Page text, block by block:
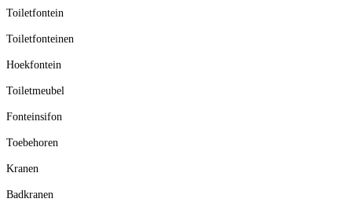
Toiletfontein
Toiletfonteinen
Hoekfontein
Toiletmeubel
Fonteinsifon
Toebehoren
Kranen
Badkranen